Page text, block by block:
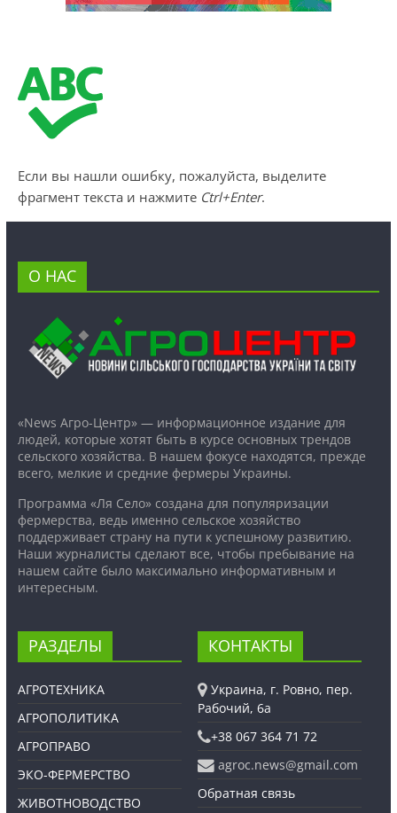
Если вы нашли ошибку, пожалуйста, выделите
фрагмент текста и нажмите Ctrl+Enter.
О НАС
«News Агро-Центр» — информационное издание для
людей, которые хотят быть в курсе основных трендов
сельского хозяйства. В нашем фокусе находятся, прежде
всего, мелкие и средние фермеры Украины.
Программа «Ля Село» создана для популяризации
фермерства, ведь именно сельское хозяйство
поддерживает страну на пути к успешному развитию.
Наши журналисты сделают все, чтобы пребывание на
нашем сайте было максимально информативным и
интересным.
РАЗДЕЛЫ
АГРОТЕХНИКА
АГРОПОЛИТИКА
АГРОПРАВО
ЭКО-ФЕРМЕРСТВО
ЖИВОТНОВОДСТВО
КОНТАКТЫ
Украина, г. Ровно, пер.
Рабочий, 6а
+38 067 364 71 72
agroc.news@gmail.com
Обратная связь